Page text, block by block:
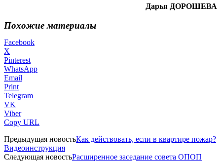
Дарья ДОРОШЕВА
Похожие материалы
Facebook
X
Pinterest
WhatsApp
Email
Print
Telegram
VK
Viber
Copy URL
Предыдущая новостьКак действовать, если в квартире пожар?
Видеоинструкция
Следующая новостьРасширенное заседание совета ОПОП